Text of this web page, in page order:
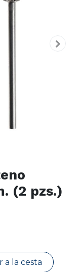
(2 pzs.)
a la cesta